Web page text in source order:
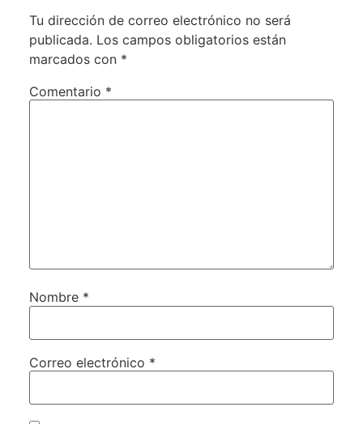
Tu dirección de correo electrónico no será
publicada. Los campos obligatorios están
marcados con *
Comentario *
Nombre *
Correo electrónico *